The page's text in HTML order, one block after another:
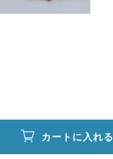
カートに入れる